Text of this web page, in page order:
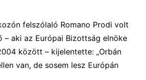
felszólaló Romano Prodi volt
– aki az Európai Bizottság elnöke
között – kijelentette: „Orbán
van, de sosem lesz Európán